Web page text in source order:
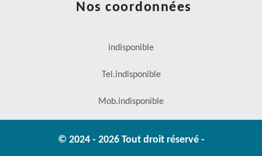
Nos coordonnées
indisponible
Tel.indisponible
Mob.indisponible
© 2024 - 2026 Tout droit réservé -